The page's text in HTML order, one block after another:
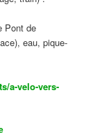
Pont de
eau, pique-
a-velo-vers-